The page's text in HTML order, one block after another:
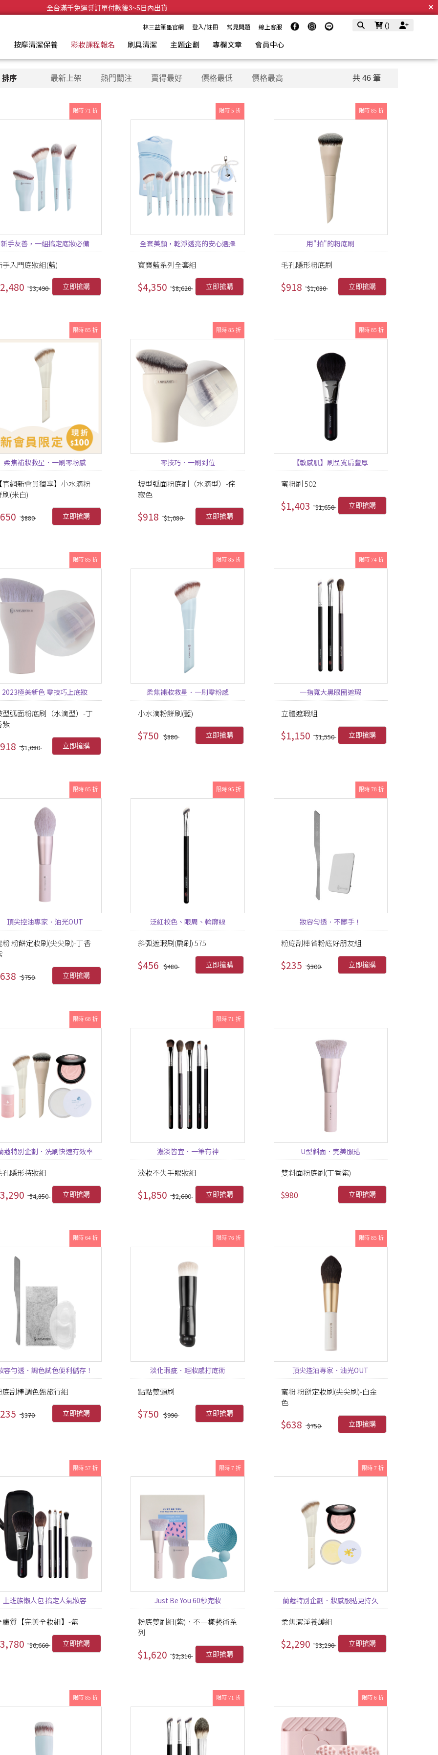
會員限定｜首次下單滿額折百！LINE好友再送50點
林三益筆墨官網 登入/註冊 常見問題 線上客服 ()
按摩清潔保養 彩妝課程報名 刷具清潔 主題企劃 專欄文章 會員中心
排序 最新上架 熱門關注 賣得最好 價格最低 價格最高 共 46 筆
限時 71 折
新手友善，一組搞定底妝必備
手入門底妝組(藍)
$3,490 立即搶購
限時 5 折
全套美顏，乾淨透亮的安心選擇
寶寶藍系列全套組
$4,350 $8,620 立即搶購
限時 85 折
用"拍"的粉底刷
毛孔隱形粉底刷
$918 $1,080 立即搶購
限時 85 折
柔焦補妝救星．一刷零粉感
官網新會員獨享】小水滴粉
刷(米白)
$880 立即搶購
限時 85 折
零技巧．一刷到位
坡型弧面粉底刷（水滴型）-侘
寂色
$918 $1,080 立即搶購
限時 85 折
【敏感肌】刷型寬扁豐厚
蜜粉刷 502
$1,403 $1,650 立即搶購
限時 85 折
2023極美新色 零技巧上底妝
型弧面粉底刷（水滴型）-丁
紫
$1,080 立即搶購
限時 85 折
柔焦補妝救星．一刷零粉感
小水滴粉餅刷(藍)
$750 $880 立即搶購
限時 74 折
一指寬大黑眼圈遮瑕
立體遮瑕組
$1,150 $1,550 立即搶購
限時 85 折
頂尖控油專家．油光OUT
粉 粉餅定妝刷(尖尖刷)-丁香
$750 立即搶購
限時 95 折
泛紅校色、眼周、輪廓線
斜弧遮瑕刷(扁刷) 575
$456 $480 立即搶購
限時 78 折
妝容勻透．不髒手！
粉底刮棒省粉底好朋友組
$235 $300 立即搶購
限時 68 折
蔻特別企劃．洗刷快速有效率
孔隱形持妝組
$4,850 立即搶購
限時 71 折
濃淡皆宜．一筆有神
淡妝不失手眼妝組
$1,850 $2,600 立即搶購
U型斜面．完美服貼
雙斜面粉底刷(丁香紫)
$980 立即搶購
限時 64 折
容勻透．調色試色便利儲存！
底刮棒調色盤旅行組
$370 立即搶購
限時 76 折
淡化瑕疵．輕妝感打底術
點點雙頭刷
$750 $990 立即搶購
限時 85 折
頂尖控油專家．油光OUT
蜜粉 粉餅定妝刷(尖尖刷)-白金
色
$638 $750 立即搶購
限時 57 折
上班族懶人包 搞定人氣妝容
膚質【完美全妝組】-紫
$6,660 立即搶購
限時 7 折
Just Be You 60秒完妝
粉底雙刷組(紫)．不一樣藝術系
列
$1,620 $2,310 立即搶購
限時 7 折
蘭蔻特別企劃．妝感服貼更持久
柔焦潔淨養護組
$2,290 $3,290 立即搶購
限時 85 折 限時 71 折 限時 6 折